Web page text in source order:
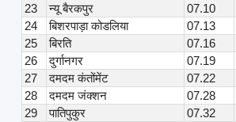
23
न्यू बैरकपुर 07.10
24
बिशरपाड़ा कोडलिया 07.13
25
बिरति 07.16
26
दुर्गानगर 07.19
27
दमदम कंतोंमेंट 07.22
28
दमदम जंक्शन 07.28
29
पातिपुकुर 07.32